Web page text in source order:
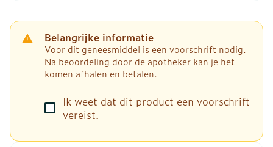
Belangrijke informatie
Voor dit geneesmiddel is een voorschrift nodig.
Na beoordeling door de apotheker kan je het
komen afhalen en betalen.
Ik weet dat dit product een voorschrift
vereist.